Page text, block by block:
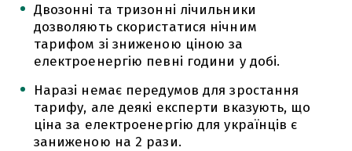
Двозонні та тризонні лічильники
дозволяють скористатися нічним
тарифом зі зниженою ціною за
електроенергію певні години у добі.
Наразі немає передумов для зростання
тарифу, але деякі експерти вказують, що
ціна за електроенергію для українців є
заниженою на 2 рази.